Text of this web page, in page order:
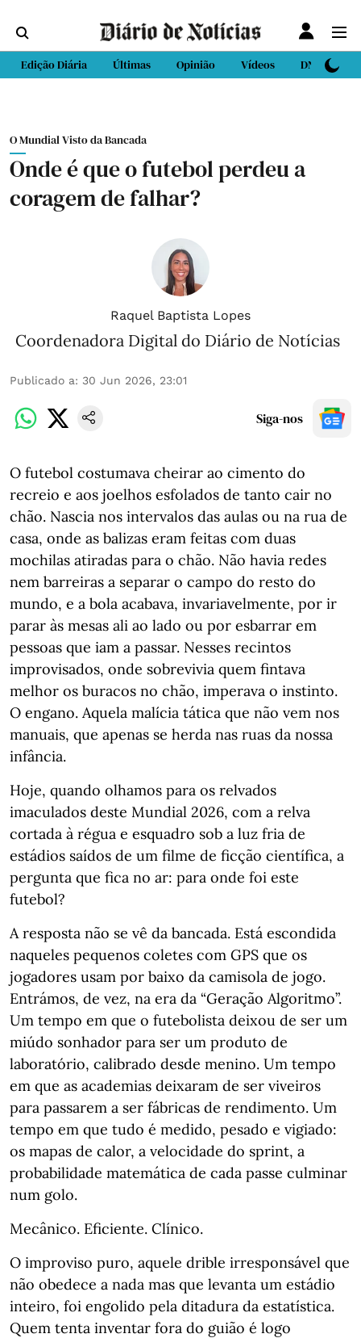
Edição Diária Últimas Opinião Vídeos DN Sport
O Mundial Visto da Bancada
Onde é que o futebol perdeu a
coragem de falhar?
Raquel Baptista Lopes
Coordenadora Digital do Diário de Notícias
Publicado a: 30 Jun 2026, 23:01
Siga-nos
O futebol costumava cheirar ao cimento do
recreio e aos joelhos esfolados de tanto cair no
chão. Nascia nos intervalos das aulas ou na rua de
casa, onde as balizas eram feitas com duas
mochilas atiradas para o chão. Não havia redes
nem barreiras a separar o campo do resto do
mundo, e a bola acabava, invariavelmente, por ir
parar às mesas ali ao lado ou por esbarrar em
pessoas que iam a passar. Nesses recintos
improvisados, onde sobrevivia quem fintava
melhor os buracos no chão, imperava o instinto.
O engano. Aquela malícia tática que não vem nos
manuais, que apenas se herda nas ruas da nossa
infância.
Hoje, quando olhamos para os relvados
imaculados deste Mundial 2026, com a relva
cortada à régua e esquadro sob a luz fria de
estádios saídos de um filme de ficção científica, a
pergunta que fica no ar: para onde foi este
futebol?
A resposta não se vê da bancada. Está escondida
naqueles pequenos coletes com GPS que os
jogadores usam por baixo da camisola de jogo.
Entrámos, de vez, na era da “Geração Algoritmo”.
Um tempo em que o futebolista deixou de ser um
miúdo sonhador para ser um produto de
laboratório, calibrado desde menino. Um tempo
em que as academias deixaram de ser viveiros
para passarem a ser fábricas de rendimento. Um
tempo em que tudo é medido, pesado e vigiado:
os mapas de calor, a velocidade do sprint, a
probabilidade matemática de cada passe culminar
num golo.
Mecânico. Eficiente. Clínico.
O improviso puro, aquele drible irresponsável que
não obedece a nada mas que levanta um estádio
inteiro, foi engolido pela ditadura da estatística.
Quem tenta inventar fora do guião é logo